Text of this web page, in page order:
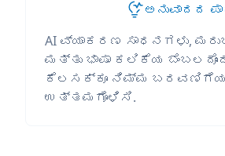
ಅನುವಾದದ
AI ವ್ಯಾಕರಣ ಸಾಧನಗಳು,
ಮತ್ತು ಭಾಷಾ ಕಲಿಕೆಯ
ಕೆಲಸಕ್ಕೂ ನಿಮ್ಮ
ಉತ್ತಮಗೊಳಿಸಿ.